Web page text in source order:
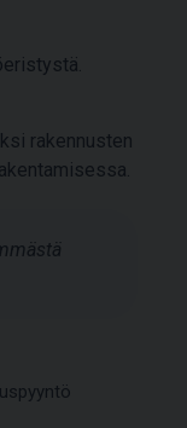
rakennusten